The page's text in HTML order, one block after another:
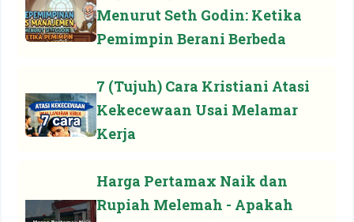
Menurut Seth Godin: Ketika
Pemimpin Berani Berbeda
7 (Tujuh) Cara Kristiani Atasi
Kekecewaan Usai Melamar
Kerja
Harga Pertamax Naik dan
Rupiah Melemah - Apakah